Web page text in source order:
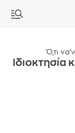
Ό,τι
Ιδιοκτησία